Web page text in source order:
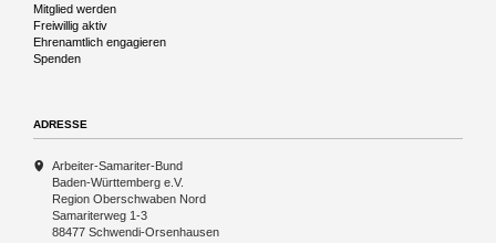
Navigation
überspringen
Mitglied werden
Freiwillig aktiv
Ehrenamtlich engagieren
Spenden
ADRESSE
Arbeiter-Samariter-Bund
Baden-Württemberg e.V.
Region Oberschwaben Nord
Samariterweg 1-3
88477 Schwendi-Orsenhausen